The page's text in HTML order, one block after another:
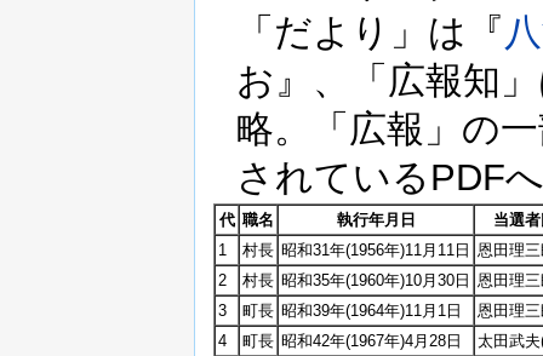
「だより」は『
お』、「広報知
略。「広報」の
されているPDF
代 職名 執行年月日
当選
1
村長 昭和31年(1956年)11月11日
恩田理
2
村長 昭和35年(1960年)10月30日
恩田理
3
町長 昭和39年(1964年)11月1日
恩田理
4
町長 昭和42年(1967年)4月28日
太田武